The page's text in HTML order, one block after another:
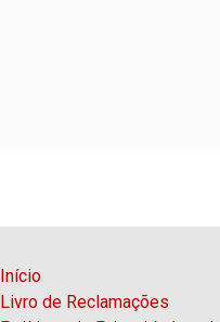
Início
Livro de Reclamações